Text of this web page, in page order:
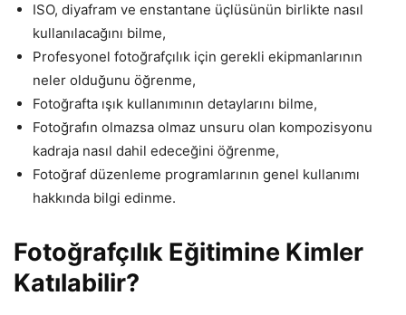
ISO, diyafram ve enstantane üçlüsünün birlikte nasıl
kullanılacağını bilme,
Profesyonel fotoğrafçılık için gerekli ekipmanlarının
neler olduğunu öğrenme,
Fotoğrafta ışık kullanımının detaylarını bilme,
Fotoğrafın olmazsa olmaz unsuru olan kompozisyonu
kadraja nasıl dahil edeceğini öğrenme,
Fotoğraf düzenleme programlarının genel kullanımı
hakkında bilgi edinme.
Fotoğrafçılık Eğitimine Kimler
Katılabilir?